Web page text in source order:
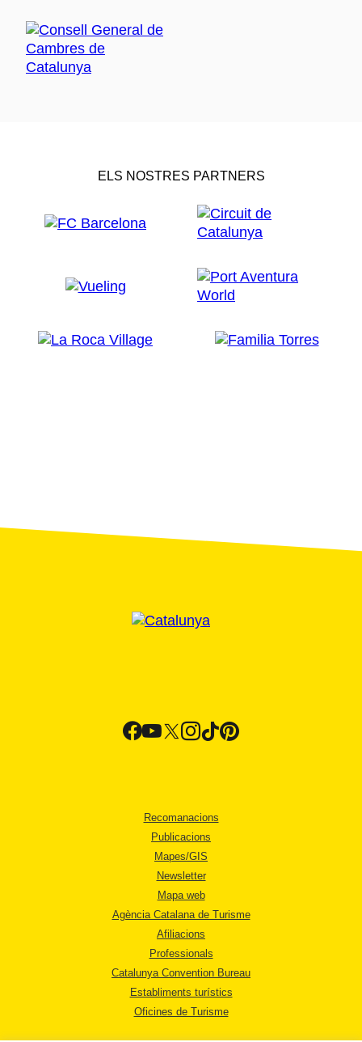
ELS NOSTRES PARTNERS
Recomanacions
Publicacions
Mapes/GIS
Newsletter
Mapa web
Agència Catalana de Turisme
Afiliacions
Professionals
Catalunya Convention Bureau
Establiments turístics
Oficines de Turisme